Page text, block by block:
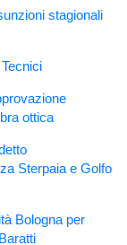
stagionali
ottica
Sterpaia e Golfo
Bologna per